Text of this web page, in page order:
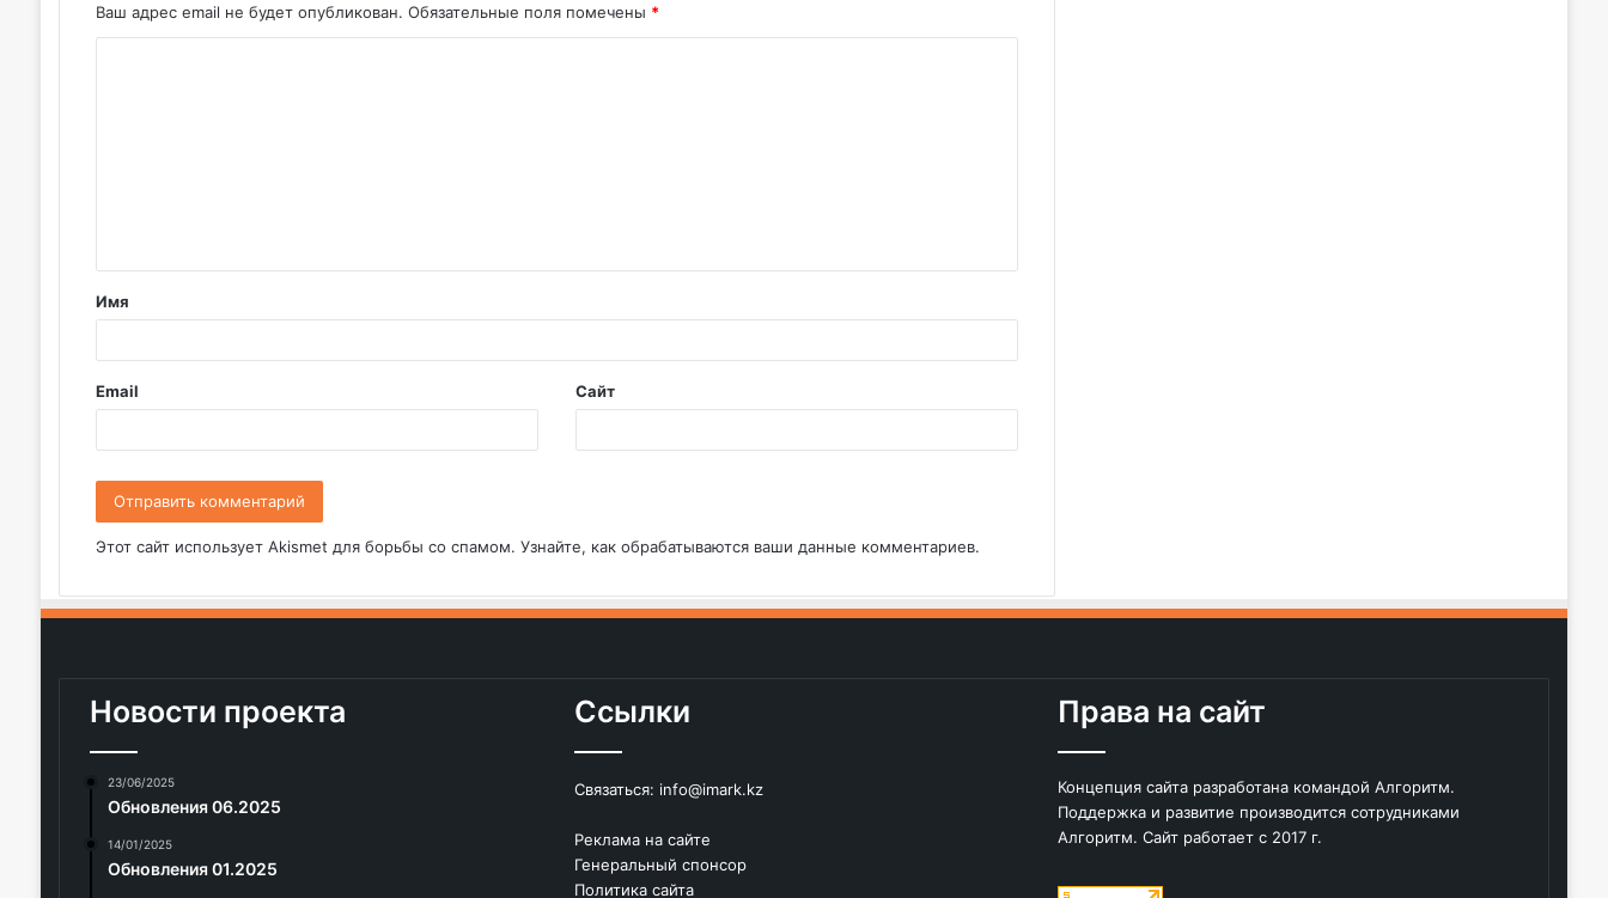
Ваш адрес email не будет опубликован. Обязательные поля помечены *
т
а
й
*
Имя
Email Сайт
Этот сайт использует Akismet для борьбы со спамом. Узнайте, как обрабатываются ваши данные комментариев.
Новости проекта
23/06/2025
Обновления 06.2025
14/01/2025
Обновления 01.2025
Ссылки
Связаться: info@imark.kz
Реклама на сайте
Генеральный спонсор
Политика сайта
Права на сайт
Концепция сайта разработана командой Алгоритм.
Поддержка и развитие производится сотрудниками
Алгоритм. Сайт работает с 2017 г.